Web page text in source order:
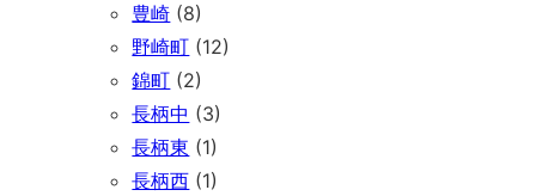
豊崎 (8)
野崎町 (12)
錦町 (2)
長柄中 (3)
長柄東 (1)
長柄西 (1)